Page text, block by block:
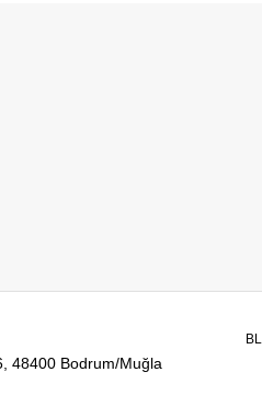
48400 Bodrum/Muğla